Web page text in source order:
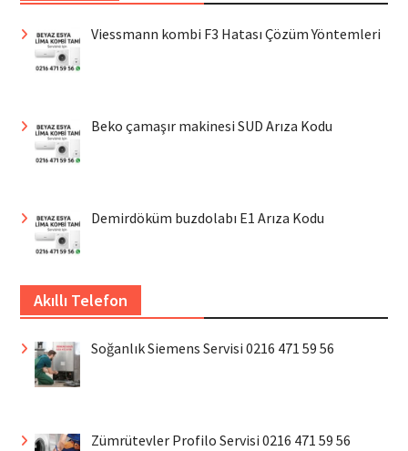
Viessmann kombi F3 Hatası Çözüm Yöntemleri
Beko çamaşır makinesi SUD Arıza Kodu
Demirdöküm buzdolabı E1 Arıza Kodu
Akıllı Telefon
Soğanlık Siemens Servisi 0216 471 59 56
Zümrütevler Profilo Servisi 0216 471 59 56